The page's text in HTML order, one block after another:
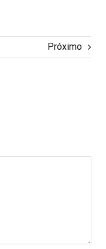
Próximo